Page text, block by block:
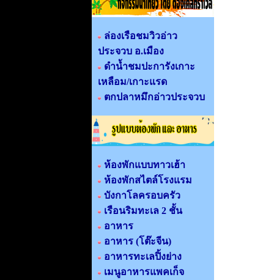
ล่องเรือชมวิวอ่าว
ประจวบ อ.เมือง
ดำน้ำชมปะการังเกาะ
เหลือม/เกาะแรด
ตกปลาหมึกอ่าวประจวบ
ห้องพักแบบทาวเฮ้า
ห้องพักสไตล์โรงแรม
บังกาโลครอบครัว
เรือนริมทะเล 2 ชั้น
อาหาร
อาหาร (โต๊ะจีน)
อาหารทะเลปิ้งย่าง
เมนูอาหารแพคเก็จ